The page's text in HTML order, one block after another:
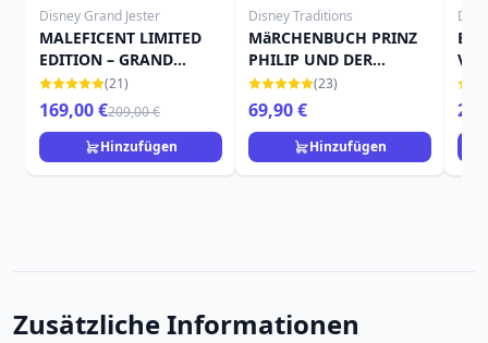
Disney Grand Jester
MALEFICENT LIMITED
EDITION – GRAND
JESTER STUDIOS
(21)
169,00 €209,00 €
Hinzufügen
Disney Traditions
MäRCHENBUCH PRINZ
PHILIP UND DER
BöSARTIGE DRACHE –
DISNEY TRADITIONS
(23)
69,90 €
Hinzufügen
Zusätzliche Informationen